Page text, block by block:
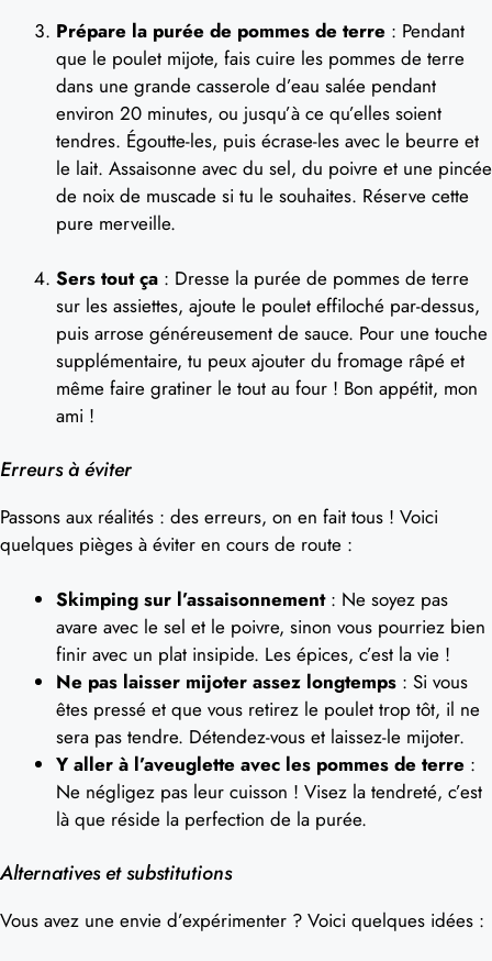
Prépare la purée de pommes de terre : Pendant
que le poulet mijote, fais cuire les pommes de terre
dans une grande casserole d’eau salée pendant
environ 20 minutes, ou jusqu’à ce qu’elles soient
tendres. Égoutte-les, puis écrase-les avec le beurre et
le lait. Assaisonne avec du sel, du poivre et une pincée
de noix de muscade si tu le souhaites. Réserve cette
pure merveille.
Sers tout ça : Dresse la purée de pommes de terre
sur les assiettes, ajoute le poulet effiloché par-dessus,
puis arrose généreusement de sauce. Pour une touche
supplémentaire, tu peux ajouter du fromage râpé et
même faire gratiner le tout au four ! Bon appétit, mon
ami !
Erreurs à éviter
Passons aux réalités : des erreurs, on en fait tous ! Voici
quelques pièges à éviter en cours de route :
Skimping sur l’assaisonnement: Ne soyez pas
avare avec le sel et le poivre, sinon vous pourriez bien
finir avec un plat insipide. Les épices, c’est la vie !
Ne pas laisser mijoter assez longtemps : Si vous
êtes pressé et que vous retirez le poulet trop tôt, il ne
sera pas tendre. Détendez-vous et laissez-le mijoter.
Y aller à l’aveuglette avec les pommes de terre :
Ne négligez pas leur cuisson ! Visez la tendreté, c’est
là que réside la perfection de la purée.
Alternatives et substitutions
Vous avez une envie d’expérimenter ? Voici quelques idées :